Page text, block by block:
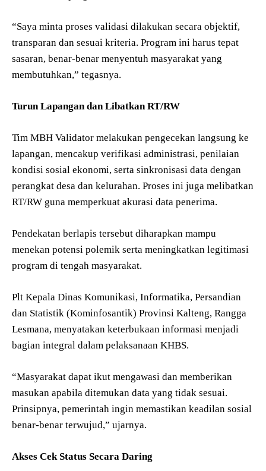
“Saya minta proses validasi dilakukan secara objektif,
transparan dan sesuai kriteria. Program ini harus tepat
sasaran, benar-benar menyentuh masyarakat yang
membutuhkan,” tegasnya.
Turun Lapangan dan Libatkan RT/RW
Tim MBH Validator melakukan pengecekan langsung ke
lapangan, mencakup verifikasi administrasi, penilaian
kondisi sosial ekonomi, serta sinkronisasi data dengan
perangkat desa dan kelurahan. Proses ini juga melibatkan
RT/RW guna memperkuat akurasi data penerima.
Pendekatan berlapis tersebut diharapkan mampu
menekan potensi polemik serta meningkatkan legitimasi
program di tengah masyarakat.
Plt Kepala Dinas Komunikasi, Informatika, Persandian
dan Statistik (Kominfosantik) Provinsi Kalteng, Rangga
Lesmana, menyatakan keterbukaan informasi menjadi
bagian integral dalam pelaksanaan KHBS.
“Masyarakat dapat ikut mengawasi dan memberikan
masukan apabila ditemukan data yang tidak sesuai.
Prinsipnya, pemerintah ingin memastikan keadilan sosial
benar-benar terwujud,” ujarnya.
Akses Cek Status Secara Daring